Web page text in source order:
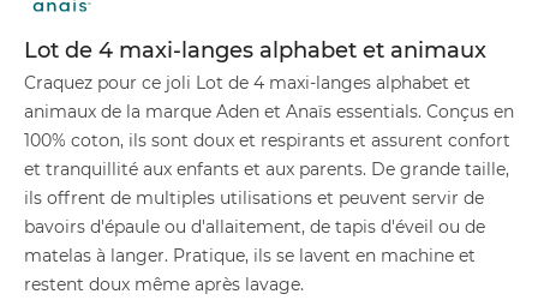
Lot de 4 maxi-langes alphabet et animaux
Craquez pour ce joli Lot de 4 maxi-langes alphabet et
animaux de la marque Aden et Anaïs essentials. Conçus en
100% coton, ils sont doux et respirants et assurent confort
et tranquillité aux enfants et aux parents. De grande taille,
ils offrent de multiples utilisations et peuvent servir de
bavoirs d'épaule ou d'allaitement, de tapis d'éveil ou de
matelas à langer. Pratique, ils se lavent en machine et
restent doux même après lavage.